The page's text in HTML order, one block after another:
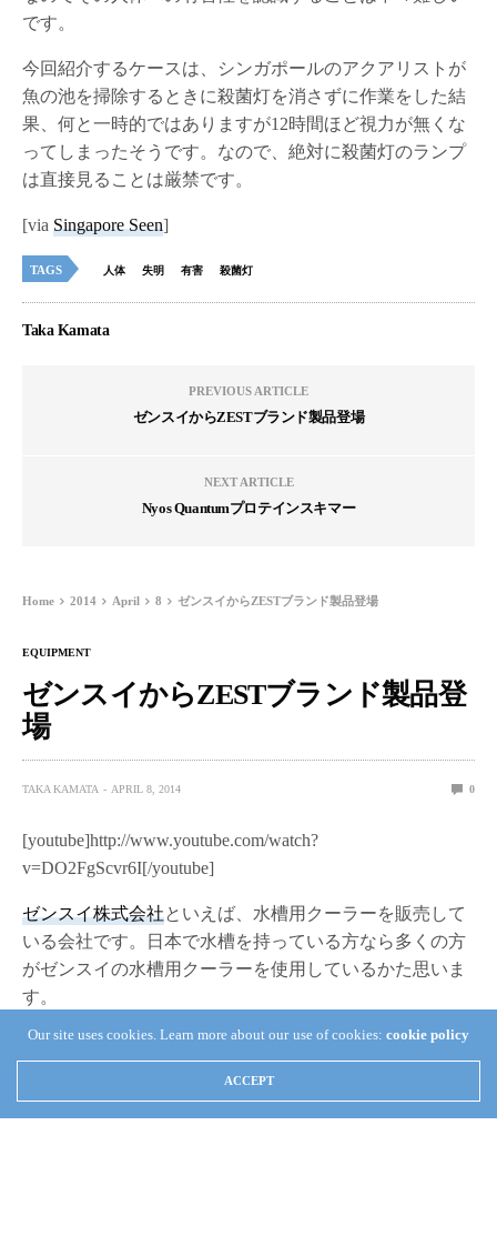
です。
今回紹介するケースは、シンガポールのアクアリストが
魚の池を掃除するときに殺菌灯を消さずに作業をした結
果、何と一時的ではありますが12時間ほど視力が無くな
ってしまったそうです。なので、絶対に殺菌灯のランプ
は直接見ることは厳禁です。
[viaSingapore Seen]
TAGS 人体 失明 有害 殺菌灯
Taka Kamata
PREVIOUS ARTICLE
ゼンスイからZESTブランド製品登場
NEXT ARTICLE
Nyos Quantumプロテインスキマー
Home 2014 April 8 ゼンスイからZESTブランド製品登場
EQUIPMENT
ゼンスイからZESTブランド製品登
場
TAKA KAMATA APRIL 8, 2014 0
[youtube]http://www.youtube.com/watch?
v=DO2FgScvr6I[/youtube]
ゼンスイ株式会社といえば、水槽用クーラーを販売して
いる会社です。日本で水槽を持っている方なら多くの方
がゼンスイの水槽用クーラーを使用しているかた思いま
す。
そのゼンスイさんがZESTブランドを立ち上げ、スキマー
ナップは3種類だそうです。使用されているポンプは、エ
Our site uses cookies. Learn more about our use of cookies: cookie policy
ACCEPT